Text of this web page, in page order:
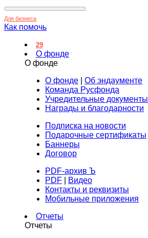
Для бизнеса
Как помочь
29
О фонде
О фонде
О фонде
Об эндаументе
Команда Русфонда
Учредительные документы
Награды и благодарности
Подписка на новости
Подарочные сертификаты
Баннеры
Договор
PDF-архив Ъ
PDF
Видео
Контакты и реквизиты
Мобильные приложения
Отчеты
Отчеты